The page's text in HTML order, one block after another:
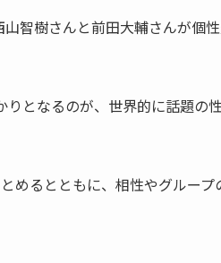
智樹さんと前田大輔さんが個
となるのが、世界的に話題の
めるとともに、相性やグループ